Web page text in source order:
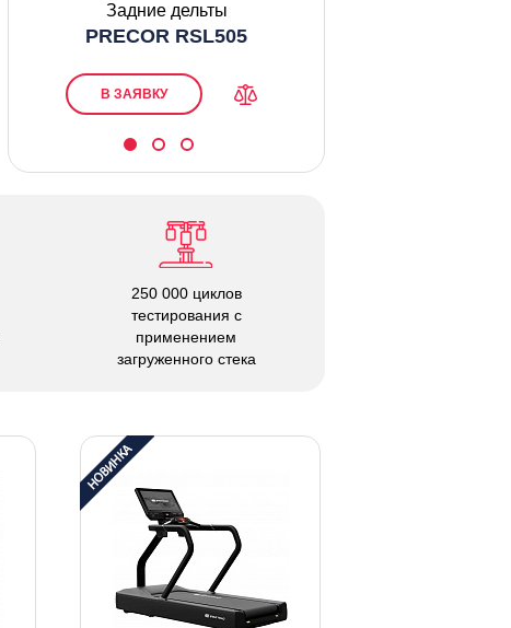
Задние дельты
PRECOR RSL505
В ЗАЯВКУ
250 000 циклов
тестирования с
применением
загруженного стека